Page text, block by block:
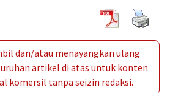
dan/atau menayangkan ulang
artikel di atas untuk konten
komersil tanpa seizin redaksi.